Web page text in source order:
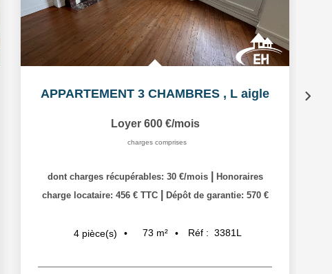
APPARTEMENT 3 CHAMBRES , L aigle
Loyer 600 €/mois
charges comprises
dont charges récupérables: 30 €/mois
Honoraires
charge locataire: 456 € TTC
Dépôt de garantie: 570 €
4 pièce(s) 73 m² Réf : 3381L